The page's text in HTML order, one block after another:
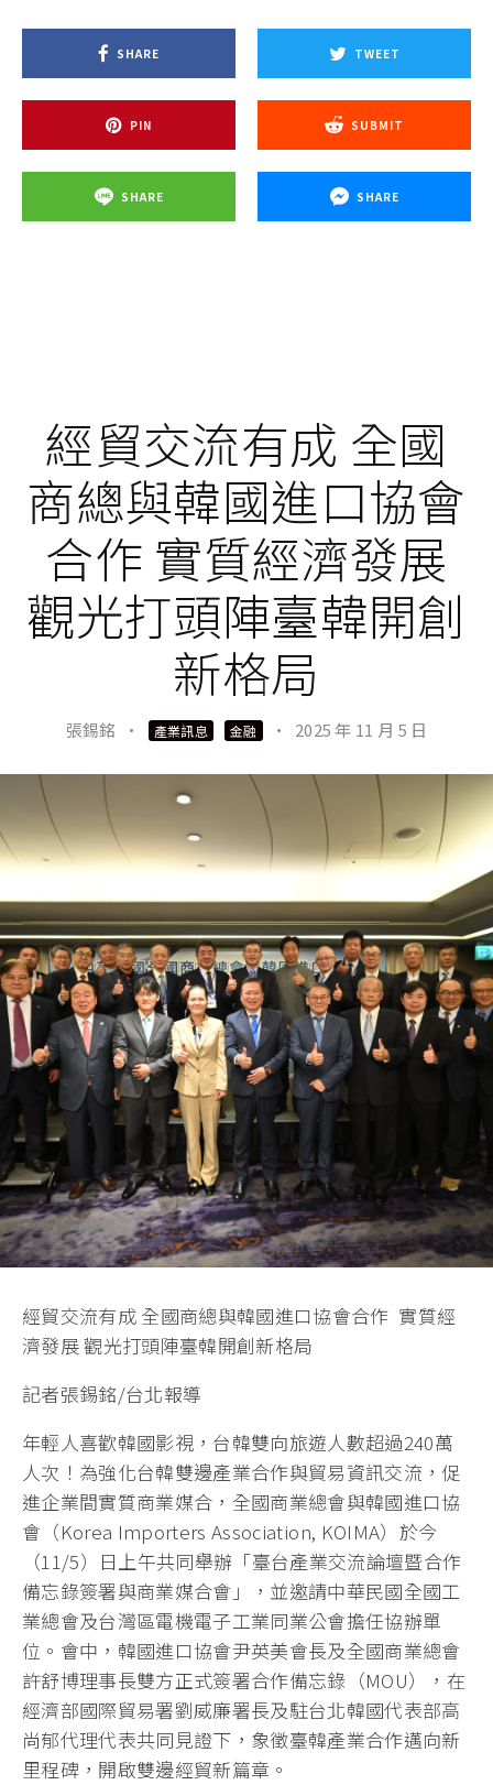
SHARE TWEET
PIN SUBMIT
SHARE SHARE
經貿交流有成 全國
商總與韓國進口協會
合作 實質經濟發展
觀光打頭陣臺韓開創
新格局
張錫銘 · 產業訊息 金融 · 2025 年 11 月 5 日
經貿交流有成 全國商總與韓國進口協會合作 實質經
濟發展 觀光打頭陣臺韓開創新格局
記者張錫銘/台北報導
年輕人喜歡韓國影視，台韓雙向旅遊人數超過240萬
人次！為強化台韓雙邊產業合作與貿易資訊交流，促
進企業間實質商業媒合，全國商業總會與韓國進口協
會（Korea Importers Association, KOIMA）於今
（11/5）日上午共同舉辦「臺台產業交流論壇暨合作
備忘錄簽署與商業媒合會」，並邀請中華民國全國工
業總會及台灣區電機電子工業同業公會擔任協辦單
位。會中，韓國進口協會尹英美會長及全國商業總會
許舒博理事長雙方正式簽署合作備忘錄（MOU），在
經濟部國際貿易署劉威廉署長及駐台北韓國代表部高
尚郁代理代表共同見證下，象徵臺韓產業合作邁向新
里程碑，開啟雙邊經貿新篇章。